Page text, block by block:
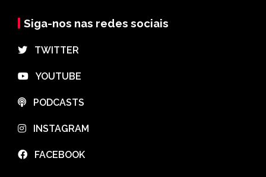
Siga-nos nas redes sociais
⠀TWITTER
⠀YOUTUBE
⠀PODCASTS
⠀INSTAGRAM
⠀FACEBOOK